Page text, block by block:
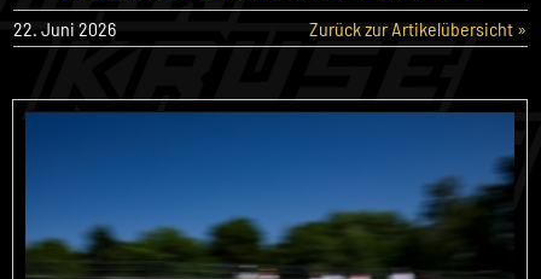
22. Juni 2026 Zurück zur Artikelübersicht »